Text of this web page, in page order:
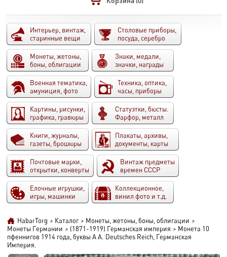
Интерьер, винтаж,
старинные вещи
Столовые приборы,
посуда, серебро
Монеты, жетоны,
боны, облигации
Знаки, медали,
значки, награды
Военная тематика,
амуниция, фото
Техника, оптика,
часы, приборы
Картины, рисунки,
графика, гравюры
Статуэтки, бюсты.
Фарфор, металл
Книги, журналы,
газеты, брошюры
Плакаты, архивы,
документы, карты
Почтовые марки,
открытки, конверты
Винтаж предметы
времен СССР
Елочные игрушки,
игры, машинки
Коллекционное,
винил фото и т.д.
HabarTorg > Каталог > Монеты, жетоны, боны, облигации >
Монеты Германии > (1871-1919) Германская империя > Монета 10
пфеннигов 1914 года, буквы A A. Deutsches Reich, Германская
Империя.